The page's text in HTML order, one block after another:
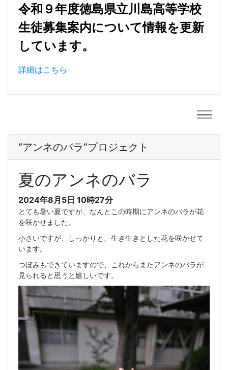
令和９年度徳島県立川島高等学校
生徒募集案内について情報を更新
しています。
詳細はこちら
“アンネのバラ”プロジェクト
夏のアンネのバラ
2024年8月5日 10時27分
とても暑い夏ですが、なんとこの時期にアンネのバラが花
を咲かせました。
小さいですが、しっかりと、生き生きとした花を咲かせて
います。
つぼみもできていますので、これからまたアンネのバラが
見られると思うと嬉しいです。